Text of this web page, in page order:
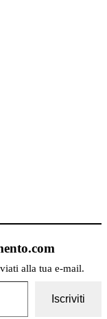
alla tua e-mail.
Iscriviti